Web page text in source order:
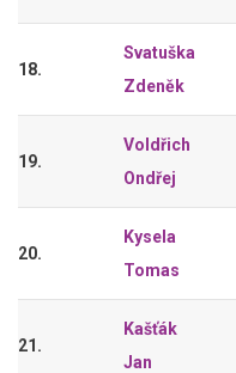
18.
Svatuška
Zdeněk
19.
Voldřich
Ondřej
20.
Kysela
Tomas
21.
Kašťák
Jan